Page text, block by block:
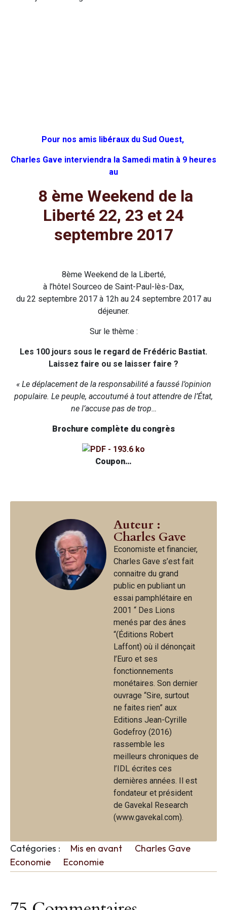
Pour nos amis libéraux du Sud Ouest,
Charles Gave interviendra la Samedi matin à 9 heures
au
8 ème Weekend de la
Liberté 22, 23 et 24
septembre 2017
8ème Weekend de la Liberté,
à l’hôtel Sourceo de Saint-Paul-lès-Dax,
du 22 septembre 2017 à 12h au 24 septembre 2017 au
déjeuner.
Sur le thème :
Les 100 jours sous le regard de Frédéric Bastiat.
Laissez faire ou se laisser faire ?
« Le déplacement de la responsabilité a faussé l’opinion
populaire. Le peuple, accoutumé à tout attendre de l’État,
ne l’accuse pas de trop…
Brochure complète du congrès
Coupon…
Auteur :
Charles Gave
Economiste et financier,
Charles Gave s’est fait
connaitre du grand
public en publiant un
essai pamphlétaire en
2001 “ Des Lions
menés par des ânes
“(Éditions Robert
Laffont) où il dénonçait
l’Euro et ses
fonctionnements
monétaires. Son dernier
ouvrage “Sire, surtout
ne faites rien” aux
Editions Jean-Cyrille
Godefroy (2016)
rassemble les
meilleurs chroniques de
l’IDL écrites ces
dernières années. Il est
fondateur et président
de Gavekal Research
(www.gavekal.com).
Catégories : Mis en avant
Charles Gave
Economie
Economie